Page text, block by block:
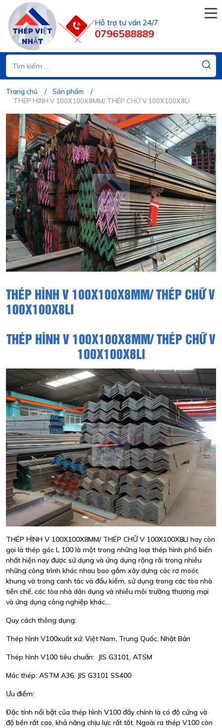
Hỗ trợ tư vấn 24/7
0796588889
Trang chủ
Sản phẩm
THÉP HÌNH V 100X100X8MM/ THÉP CHỮ V 100X100X8LI
THÉP HÌNH V 100X100X8MM/ THÉP CHỮ V
100X100X8LI
THÉP HÌNH V 100X100X8MM/ THÉP CHỮ V
100X100X8LI
THÉP HÌNH V 100X100X8MM/ THÉP CHỮ V 100X100X8LI hay còn
gọi là thép góc L 100 là một trong những loại thép hình phổ biến
nhất hiện nay được sử dụng và ứng dụng rộng rãi trong nhiều
những công trình khác nhau bao gồm xây dựng các rơ moóc
khung và trong canh tác và đấu kiếm, sử dụng trong các tòa nhà
tiền chế, các tòa nhà dân dụng và nhiều môi trường thương mại
và ứng dụng công nghiệp khác....
Quy cách thông dụng:
Thép hình V100xuất xứ: Việt Nam, Trung Quốc, Nhật Bản
Thép hình V100 tiêu chuẩn: JIS G3101, ATSM
Mác thép: ASTM A36, JIS G3101 SS400
Ưu điểm:
Đặc tính nổi bật của thép hình V100 đấy chính là có độ cứng và
độ bền rất cao, khả năng chịu lực rất tốt. Ngoài ra thép V100 còn